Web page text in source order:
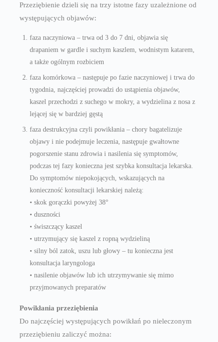
Przeziębienie dzieli się na trzy istotne fazy uzależnione od
występujących objawów:
faza naczyniowa – trwa od 3 do 7 dni, objawia się
drapaniem w gardle i suchym kaszlem, wodnistym katarem,
a także ogólnym rozbiciem
faza komórkowa – następuje po fazie naczyniowej i trwa do
tygodnia, najczęściej prowadzi do ustąpienia objawów,
kaszel przechodzi z suchego w mokry, a wydzielina z nosa z
lejącej się w bardziej gęstą
faza destrukcyjna czyli powikłania – chory bagatelizuje
objawy i nie podejmuje leczenia, następuje gwałtowne
pogorszenie stanu zdrowia i nasilenia się symptomów,
podczas tej fazy konieczna jest szybka konsultacja lekarska.
Do symptomów niepokojących, wskazujących na
konieczność konsultacji lekarskiej należą:
• skok gorączki powyżej 38°
• duszności
• świszczący kaszel
• utrzymujący się kaszel z ropną wydzieliną
• silny ból zatok, uszu lub głowy – tu konieczna jest
konsultacja laryngologa
• nasilenie objawów lub ich utrzymywanie się mimo
przyjmowanych preparatów
Powikłania przeziębienia
Do najczęściej występujących powikłań po nieleczonym
przeziębieniu zaliczyć można: